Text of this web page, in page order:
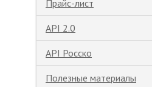
Прайс-лист
API 2.0
API Росско
Полезные материалы